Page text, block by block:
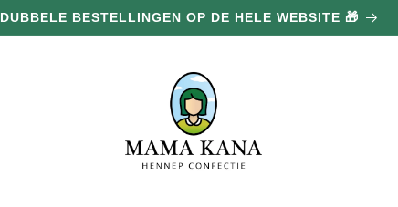
DUBBELE BESTELLINGEN OP DE HELE WEBSITE 🎁